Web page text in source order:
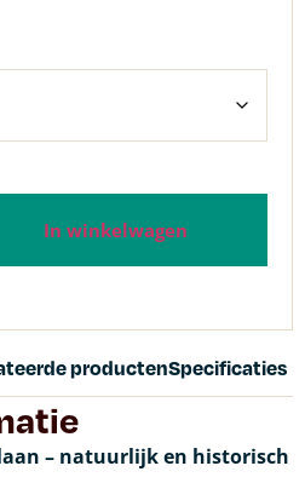
In winkelwagen
productenSpecificaties
– natuurlijk en historisch